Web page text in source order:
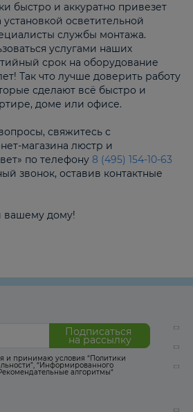
быстро и аккуратно привезет
установкой осветительной
службы монтажа.
услугами наших
срок на оборудование
Так что лучше доверить работу
сделают всё быстро и
доме или офисе.
свяжитесь с
магазина люстр и
по телефону 8 (495) 154-10-63
звонок, оставив контактные
вашему дому!
Подписаться
на рассылку
и принимаю условия “Политики
, “Информированного
алгоритмы“